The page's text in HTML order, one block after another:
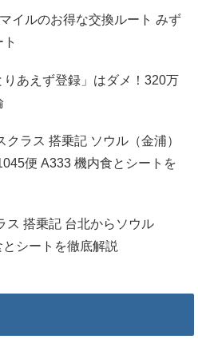
イルのお得な交換ルート みず
あえず登録」はダメ！320万
ラス 搭乗記 ソウル（金浦）
便 A333 機内食とシートを
ス 搭乗記 台北からソウル
シートを徹底解説